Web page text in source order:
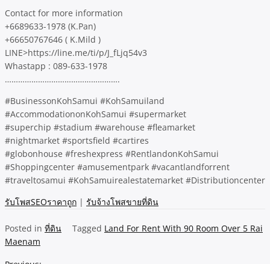
Contact for more information
+6689633-1978 (K.Pan)
+66650767646 ( K.Mild )
LINE>https://line.me/ti/p/J_fLjq54v3
Whastapp : 089-633-1978
…………………………………………….
#BusinessonKohSamui #KohSamuiland
#AccommodationonKohSamui #supermarket
#superchip #stadium #warehouse #fleamarket
#nightmarket #sportsfield #cartires
#globonhouse #freshexpress #RentlandonKohSamui
#Shoppingcenter #amusementpark #vacantlandforrent
#traveltosamui #KohSamuirealestatemarket #Distributioncenter
รับโพสSEOราคาถูก | รับจ้างโพสขายที่ดิน
Posted in ที่ดิน Tagged Land For Rent With 90 Room Over 5 Rai
Maenam